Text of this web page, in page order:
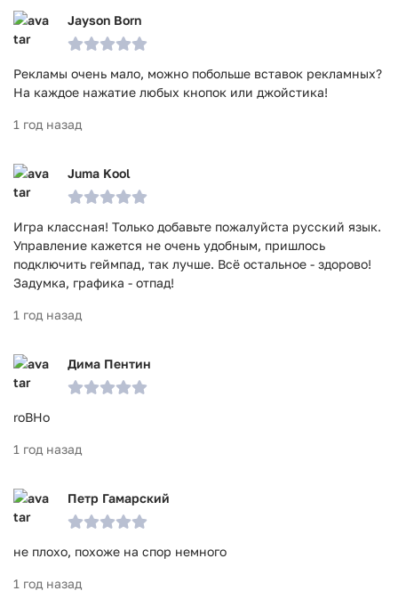
Jayson Born
Рекламы очень мало, можно побольше вставок рекламных?
На каждое нажатие любых кнопок или джойстика!
1 год назад
Juma Kool
Игра классная! Только добавьте пожалуйста русский язык.
Управление кажется не очень удобным, пришлось
подключить геймпад, так лучше. Всё остальное - здорово!
Задумка, графика - отпад!
1 год назад
Дима Пентин
roBHo
1 год назад
Петр Гамарский
не плохо, похоже на спор немного
1 год назад